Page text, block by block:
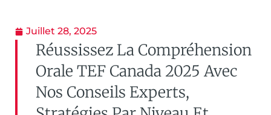
Juillet 28, 2025
Réussissez La Compréhension
Orale TEF Canada 2025 Avec
Nos Conseils Experts,